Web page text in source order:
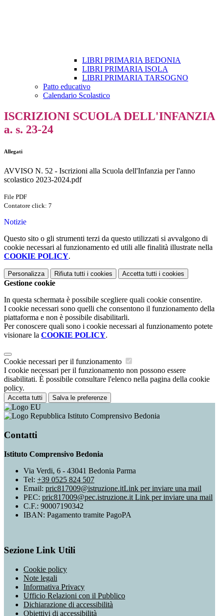
LIBRI PRIMARIA BEDONIA
LIBRI PRIMARIA ISOLA
LIBRI PRIMARIA TARSOGNO
Patto educativo
Calendario Scolastico
ISCRIZIONI SCUOLA DELL'INFANZIA
a. s. 23-24
Allegati
AVVISO N. 52 - Iscrizioni alla Scuola dell'Infanzia per l'anno
scolastico 2023-2024.pdf
File PDF
Contatore click: 7
Notizie
Questo sito o gli strumenti terzi da questo utilizzati si avvalgono di
cookie necessari al funzionamento ed utili alle finalità illustrate nella
COOKIE POLICY.
Personalizza Rifiuta tutti i cookies Accetta tutti i cookies
Gestione cookie
In questa schermata è possibile scegliere quali cookie consentire.
I cookie necessari sono quelli che consentono il funzionamento della
piattaforma e non è possibile disabilitarli.
Per conoscere quali sono i cookie necessari al funzionamento potete
visionare la COOKIE POLICY.
Cookie necessari per il funzionamento
I cookie necessari per il funzionamento non possono essere
disabilitati. È possibile consultare l'elenco nella pagina della cookie
policy.
Accetta tutti Salva le preferenze
Istituto Comprensivo Bedonia
Contatti
Istituto Comprensivo Bedonia
Via Verdi, 6 - 43041 Bedonia Parma
Tel: +39 0525 824 507
Email: pric817009@istruzione.itLink per inviare una mail
PEC: pric817009@pec.istruzione.it Link per inviare una mail
C.F.: 90007190342
IBAN: Pagamento tramite PagoPA
Sezione Link Utili
Cookie policy
Note legali
Informativa Privacy
Ufficio Relazioni con il Pubblico
Dichiarazione di accessibilità
Obiettivi di accessibilità